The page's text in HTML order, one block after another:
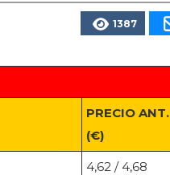
1387
PRECIO ANT.
(€)
4,62 / 4,68